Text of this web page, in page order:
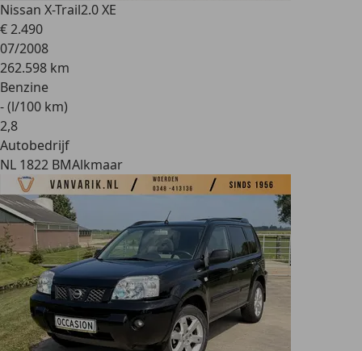
Nissan X-Trail2.0 XE
€ 2.490
07/2008
262.598 km
Benzine
- (l/100 km)
2,8
Autobedrijf
NL 1822 BMAlkmaar